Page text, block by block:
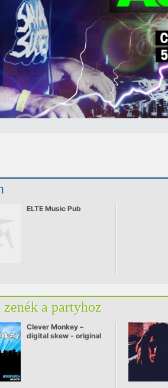
ELTE Music Pub
a partyhoz
Clever Monkey –
digital skew - original